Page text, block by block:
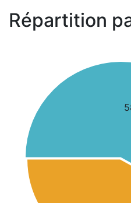
Répartition